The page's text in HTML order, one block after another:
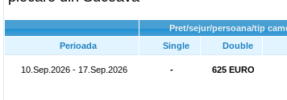
Pret/sejur/persoana/tip
Perioada
Single Double
10.Sep.2026 - 17.Sep.2026 - 625 EURO